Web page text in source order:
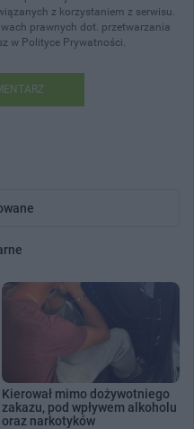
z korzystaniem z serwisu.
prawnych dot. przetwarzania
w Polityce Prywatności.
Kierował mimo dożywotniego
zakazu, pod wpływem alkoholu
oraz narkotyków